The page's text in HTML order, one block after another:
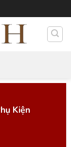
Kiện